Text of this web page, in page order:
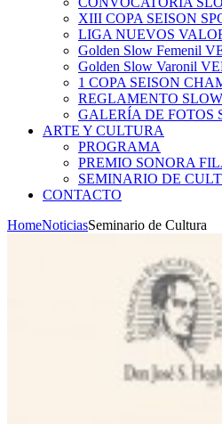
XIII COPA SEISON
LIGA NUEVOS
Golden Slow Femenil
Golden Slow Varonil
1 COPA SEISON
REGLAMENTO
GALERÍA DE FOTOS
ARTE Y CULTURA
PROGRAMA
PREMIO SONORA
SEMINARIO DE
CONTACTO
HomeNoticiasSeminario de Cultura